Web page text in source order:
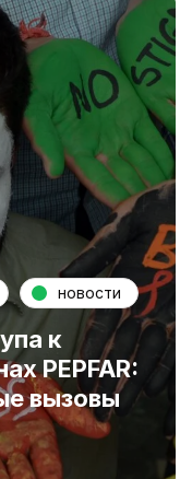
новости
к
PEPFAR:
вызовы